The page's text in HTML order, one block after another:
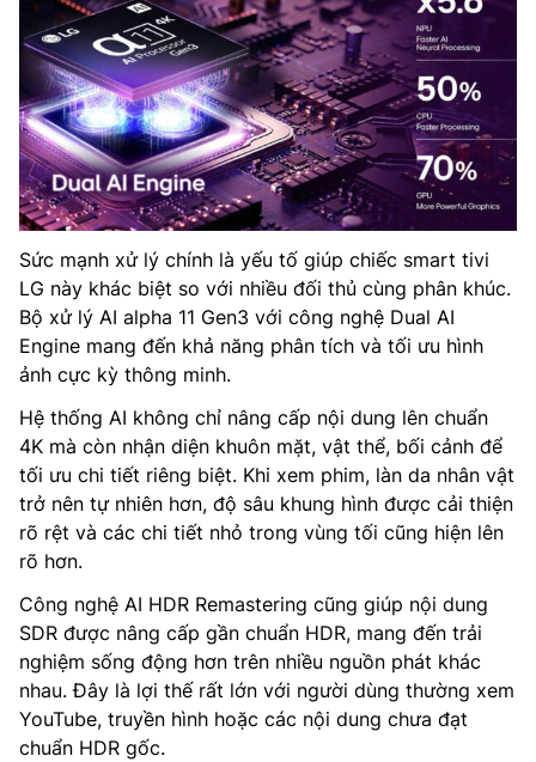
Sức mạnh xử lý chính là yếu tố giúp chiếc smart tivi
LG này khác biệt so với nhiều đối thủ cùng phân khúc.
Bộ xử lý AI alpha 11 Gen3 với công nghệ Dual AI
Engine mang đến khả năng phân tích và tối ưu hình
ảnh cực kỳ thông minh.
Hệ thống AI không chỉ nâng cấp nội dung lên chuẩn
4K mà còn nhận diện khuôn mặt, vật thể, bối cảnh để
tối ưu chi tiết riêng biệt. Khi xem phim, làn da nhân vật
trở nên tự nhiên hơn, độ sâu khung hình được cải thiện
rõ rệt và các chi tiết nhỏ trong vùng tối cũng hiện lên
rõ hơn.
Công nghệ AI HDR Remastering cũng giúp nội dung
SDR được nâng cấp gần chuẩn HDR, mang đến trải
nghiệm sống động hơn trên nhiều nguồn phát khác
nhau. Đây là lợi thế rất lớn với người dùng thường xem
YouTube, truyền hình hoặc các nội dung chưa đạt
chuẩn HDR gốc.